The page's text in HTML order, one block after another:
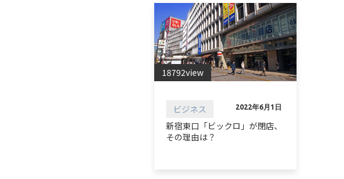
18792view
ビジネス 2022年6月1日
新宿東口「ビックロ」が閉店、
その理由は？